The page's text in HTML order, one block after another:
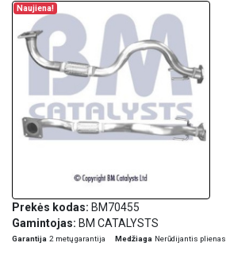
Naujiena!
Prekės kodas: BM70455
Gamintojas: BM CATALYSTS
Garantija 2 metų garantija Medžiaga Nerūdijantis plienas